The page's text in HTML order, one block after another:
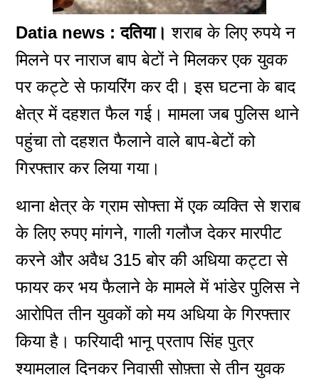
Datia news : दतिया। शराब के लिए रुपये न
मिलने परनाराजबाप बेटों ने मिलकर एक युवक
पर कट्टे से फायरिंग कर दी। इस घटना के बाद
क्षेत्र में दहशत फैल गई। मामला जब पुलिस थाने
पहुंचा तो दहशत फैलाने वाले बाप-बेटों को
गिरफ्तार कर लिया गया।
थाना क्षेत्र के ग्राम सोफ्ता में एक व्यक्ति से शराब
के लिए रुपए मांगने, गाली गलौज देकर मारपीट
करने और अवैध 315 बोर की अधिया कट्टा से
फायर कर भय फैलाने के मामले में भांडेर पुलिस ने
आरोपित तीन युवकों को मय अधिया के गिरफ्तार
किया है। फरियादी भानू प्रताप सिंह पुत्र
श्यामलाल दिनकर निवासी सोफ़्ता से तीन युवक